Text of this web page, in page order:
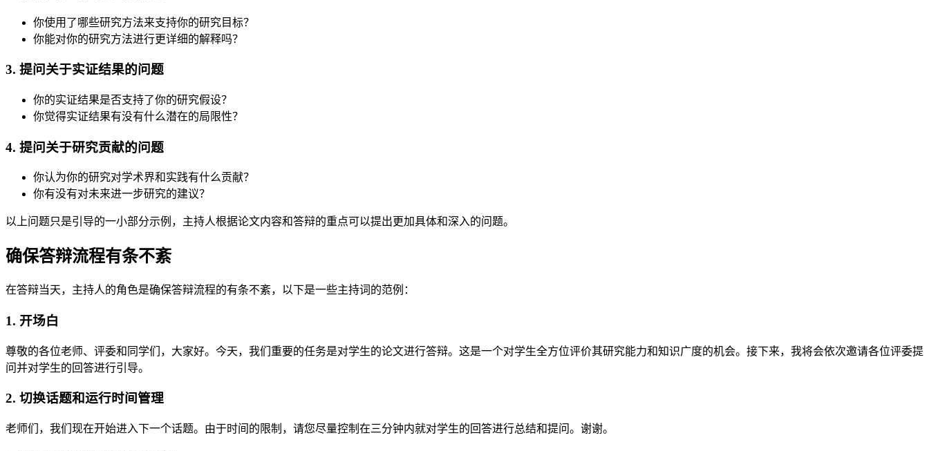
你使用了哪些研究方法来支持你的研究目标？
你能对你的研究方法进行更详细的解释吗？
3. 提问关于实证结果的问题
你的实证结果是否支持了你的研究假设？
你觉得实证结果有没有什么潜在的局限性？
4. 提问关于研究贡献的问题
你认为你的研究对学术界和实践有什么贡献？
你有没有对未来进一步研究的建议？
以上问题只是引导的一小部分示例，主持人根据论文内容和答辩的重点可以提出更加具体和深入的问题。
确保答辩流程有条不紊
在答辩当天，主持人的角色是确保答辩流程的有条不紊，以下是一些主持词的范例：
1. 开场白
尊敬的各位老师、评委和同学们，大家好。今天，我们重要的任务是对学生的论文进行答辩。这是一个对学生全方位评价其研究能力和知识广度的机会。接下来，我将会依次邀请各位评委提
问并对学生的回答进行引导。
2. 切换话题和运行时间管理
老师们，我们现在开始进入下一个话题。由于时间的限制，请您尽量控制在三分钟内就对学生的回答进行总结和提问。谢谢。